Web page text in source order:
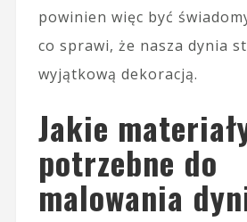
powinien więc być
co sprawi, że nasza dynia
wyjątkową dekoracją.
Jakie
potrzebne do
malowania